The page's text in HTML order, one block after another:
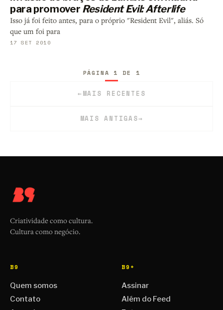
para promover Resident Evil: Afterlife
Isso já foi feito antes, para o próprio "Resident Evil", aliás. Só
que um foi para
17 SET 2010
←MAIS RECENTES
PÁGINA 1 DE 1
MAIS ANTIGAS→
Criatividade como cultura.
Cultura como negócio.
B9
Quem somos
Contato
B9+
Assinar
Além do Feed